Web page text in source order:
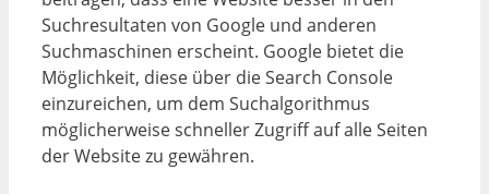
Suchresultaten von Google und anderen
Suchmaschinen erscheint. Google bietet die
Möglichkeit, diese über die Search Console
einzureichen, um dem Suchalgorithmus
möglicherweise schneller Zugriff auf alle Seiten
der Website zu gewähren.